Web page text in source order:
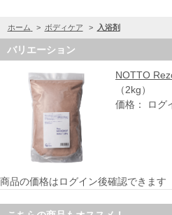
ホーム > ボディケア > 入浴剤
バリエーション
NOTTO
（2kg）
価格： ログ
商品の価格はログイン後確認できます